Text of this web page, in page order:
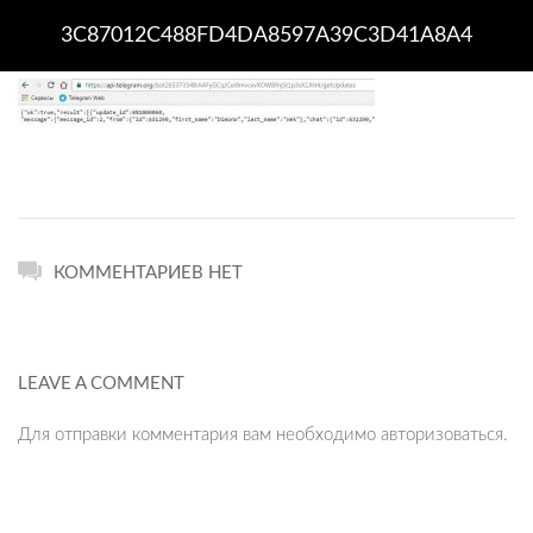
3C87012C488FD4DA8597A39C3D41A8A4
КОММЕНТАРИЕВ НЕТ
LEAVE A COMMENT
Для отправки комментария вам необходимо авторизоваться.